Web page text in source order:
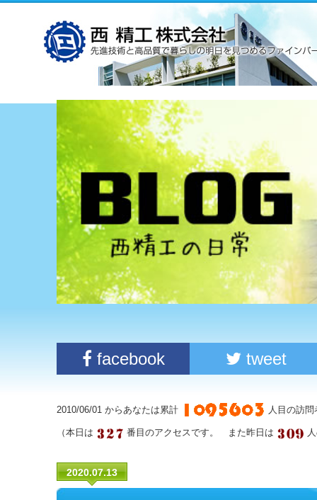
facebook tweet
2010/06/01 からあなたは累計 人目の訪
（本日は 番目のアクセスです。 また昨日は
2020.07.13